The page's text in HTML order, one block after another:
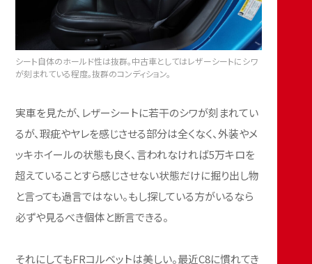
シート自体のホールド性は抜群。中古車としてはレザーシートにシワ
が刻まれている程度。抜群のコンディション。
実車を見たが、レザーシートに若干のシワが刻まれてい
るが、瑕疵やヤレを感じさせる部分は全くなく、外装やメ
ッキホイールの状態も良く、言われなければ5万キロを
超えていることすら感じさせない状態だけに掘り出し物
と言っても過言ではない。もし探している方がいるなら
必ずや見るべき個体と断言できる。
それにしてもFRコルベットは美しい。最近C8に慣れてき